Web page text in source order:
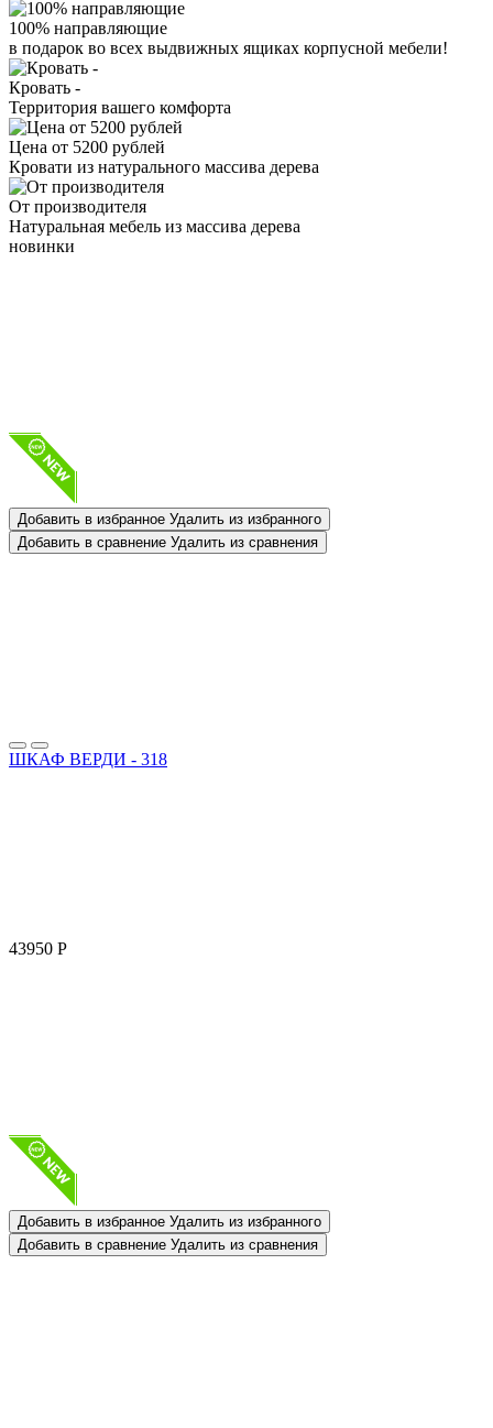
100% направляющие
в подарок во всех выдвижных ящиках корпусной мебели!
Кровать -
Территория вашего комфорта
Цена от 5200 рублей
Кровати из натурального массива дерева
От производителя
Натуральная мебель из массива дерева
новинки
Добавить в избранное Удалить из избранного
Добавить в сравнение Удалить из сравнения
ШКАФ ВЕРДИ - 318
43950 Р
Добавить в избранное Удалить из избранного
Добавить в сравнение Удалить из сравнения